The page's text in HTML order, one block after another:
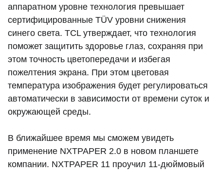
аппаратном уровне технология превышает
сертифицированные TÜV уровни снижения
синего света. TCL утверждает, что технология
поможет защитить здоровье глаз, сохраняя при
этом точность цветопередачи и избегая
пожелтения экрана. При этом цветовая
температура изображения будет регулироваться
автоматически в зависимости от времени суток и
окружающей среды.
В ближайшее время мы сможем увидеть
применение NXTPAPER 2.0 в новом планшете
компании. NXTPAPER 11 проучил 11-дюймовый